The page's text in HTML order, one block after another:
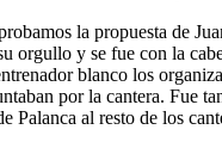
la propuesta de
orgullo y se fue con la
blanco los
por la cantera. Fue
Palanca al resto de los